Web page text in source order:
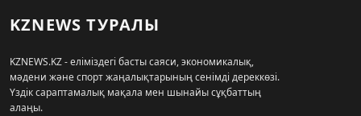
KZNEWS ТУРАЛЫ
KZNEWS.KZ - еліміздегі басты саяси, экономикалық,
мәдени және спорт жаңалықтарының сенімді дереккөзі.
Үздік сараптамалық мақала мен шынайы сұқбаттың
алаңы.